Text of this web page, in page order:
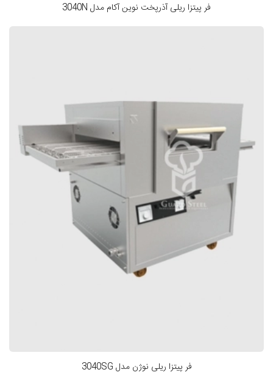
فر پیتزا ریلی آذرپخت نوین آکام مدل 3040N
فر پیتزا ریلی نوژن مدل 3040SG